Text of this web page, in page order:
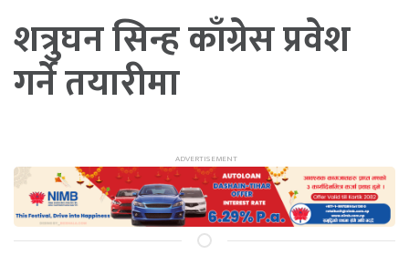
शत्रुघन सिन्ह काँग्रेस प्रवेश
गर्ने तयारीमा